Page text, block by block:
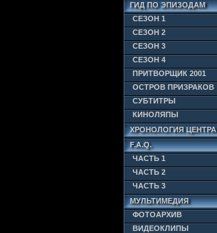
ГИД ПО ЭПИЗОДАМ
СЕЗОН 1
СЕЗОН 2
СЕЗОН 3
СЕЗОН 4
ПРИТВОРЩИК 2001
ОСТРОВ ПРИЗРАКОВ
СУБТИТРЫ
КИНОЛЯПЫ
ХРОНОЛОГИЯ ЦЕНТРА
F.A.Q.
ЧАСТЬ 1
ЧАСТЬ 2
ЧАСТЬ 3
МУЛЬТИМЕДИЯ
ФОТОАРХИВ
ВИДЕОКЛИПЫ